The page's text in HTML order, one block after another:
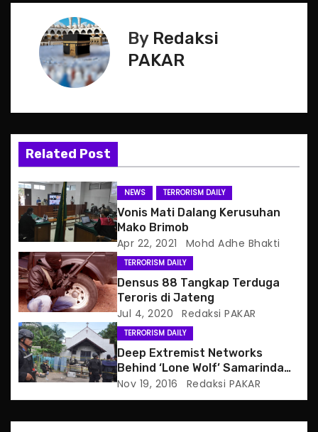
v
i
g
a
t
i
o
n
By Redaksi
PAKAR
Related Post
NEWS TERRORISM DAILY
Vonis Mati Dalang Kerusuhan
Mako Brimob
Apr 22, 2021 Mohd Adhe Bhakti
TERRORISM DAILY
Densus 88 Tangkap Terduga
Teroris di Jateng
Jul 4, 2020 Redaksi PAKAR
TERRORISM DAILY
Deep Extremist Networks
Behind ‘Lone Wolf’ Samarinda
Church Attacker
Nov 19, 2016 Redaksi PAKAR